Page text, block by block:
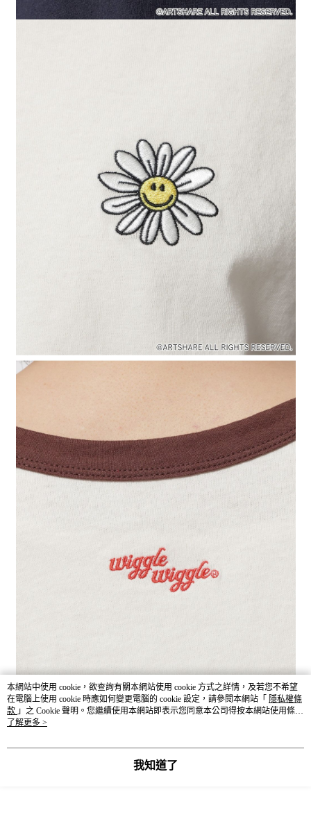
本網站中使用 cookie，欲查詢有關本網站使用 cookie 方式之詳情，及若您不希望
在電腦上使用 cookie 時應如何變更電腦的 cookie 設定，請參閱本網站「 隱私權條
款 」之 Cookie 聲明。您繼續使用本網站即表示您同意本公司得按本網站使用條款
之 Cookie 聲明使用 cookie。
了解更多 >
我知道了